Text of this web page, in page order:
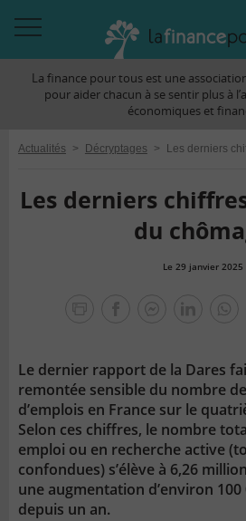
àLa finance pour tous est une
pour aider chacun à se sentir plus à
économiques et
Actualités > Décryptages >
Les derniers
du
Le 29 janvier 2025
Le dernier rapport de la Dares
remontée sensible du nombre
d’emplois en France sur le
Selon ces chiffres, le nombre
emploi ou en recherche active
confondues) s’élève à 6,26
une augmentation d’environ
depuis un an.